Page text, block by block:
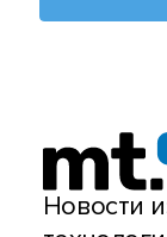
Новости